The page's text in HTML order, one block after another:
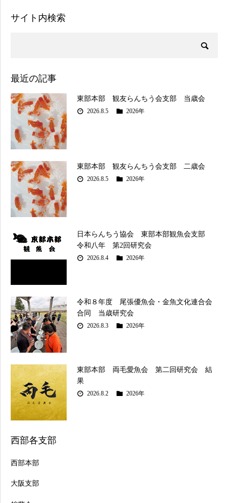
サイト内検索
最近の記事
東部本部 観友らんちう会支部 当歳会
2026.8.5 2026年
東部本部 観友らんちう会支部 二歳会
2026.8.5 2026年
日本らんちう協会 東部本部観魚会支部
令和八年 第2回研究会
2026.8.4 2026年
令和８年度 尾張優魚会・金魚文化連合会
合同 当歳研究会
2026.8.3 2026年
東部本部 両毛愛魚会 第二回研究会 結
果
2026.8.2 2026年
西部各支部
西部本部
大阪支部